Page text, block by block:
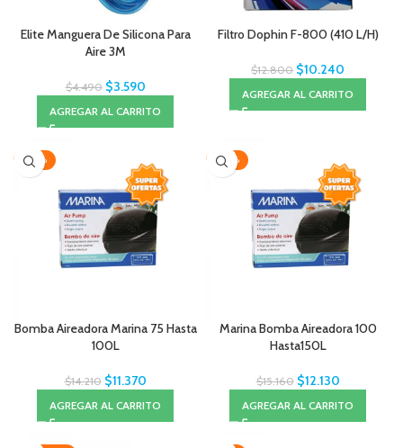
Elite Manguera De Silicona Para
Aire 3M
$4.490 $3.590
AGREGAR AL CARRITO
Filtro Dophin F-800 (410 L/H)
$12.800 $10.240
AGREGAR AL CARRITO
-20%
Bomba Aireadora Marina 75 Hasta
100L
$14.210 $11.370
AGREGAR AL CARRITO
-20%
Marina Bomba Aireadora 100
Hasta150L
$15.160 $12.130
AGREGAR AL CARRITO